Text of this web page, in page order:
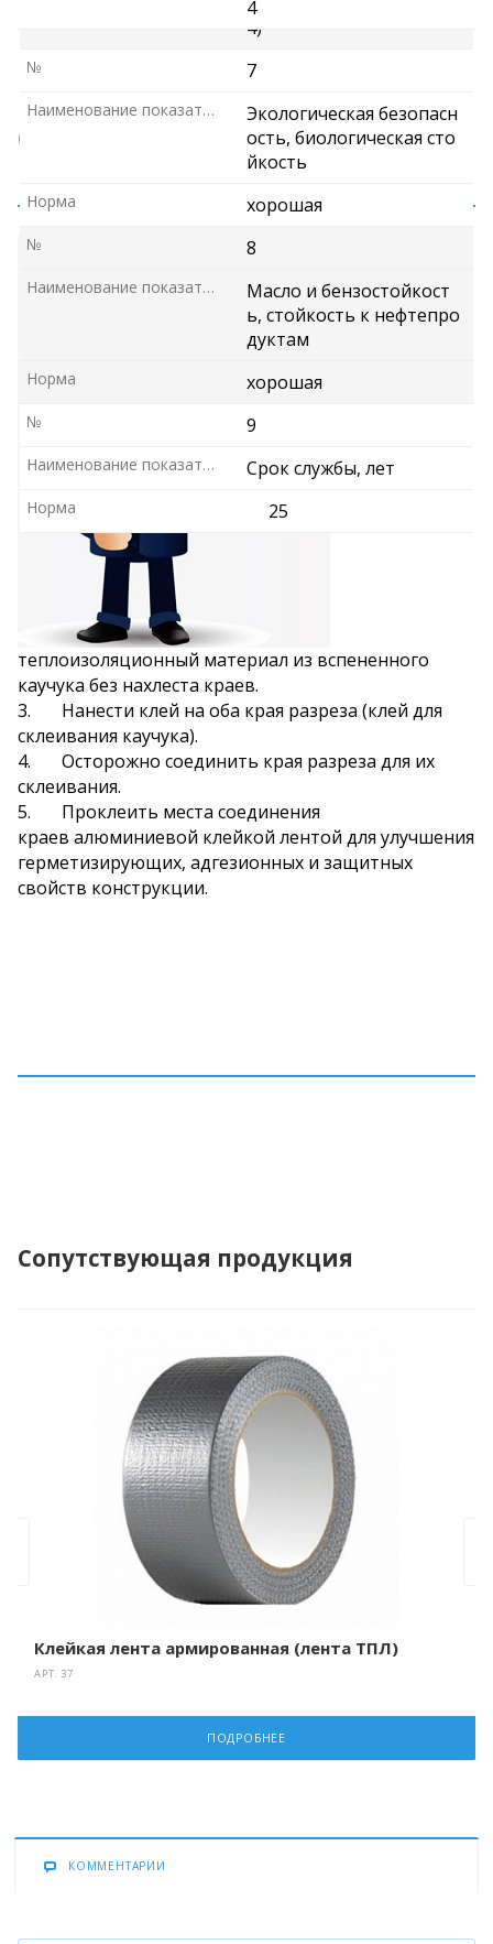
4)
7
№
Экологическая безопасн
ость, биологическая сто
йкость
Наименование показателя
хорошая
Норма
8
№
Масло и бензостойкост
ь, стойкость к нефтепро
дуктам
Наименование показателя
хорошая
Норма
9
№
Срок службы, лет
Наименование показателя
25
Норма
4
СОВЕТЫ ПО МОНТАЖУ:
1. Очистить
на трубопровод
теплоизоляционный материал из вспененного
каучука без нахлеста краев.
3.
Нанести клей на оба края разреза (клей для
склеивания каучука).
4. Осторожно соединить края разреза для их
склеивания.
5. Проклеить места соединения
краев алюминиевой клейкой лентой для улучшения
герметизирующих, адгезионных и защитных
свойств конструкции.
Сопутствующая продукция
Клейкая лента армированная (лента ТПЛ)
АРТ. 37
ПОДРОБНЕЕ
КОММЕНТАРИИ